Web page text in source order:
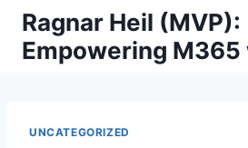
Skip
content
Ragnar Heil (MVP):
Empowering M365
UNCATEGORIZED